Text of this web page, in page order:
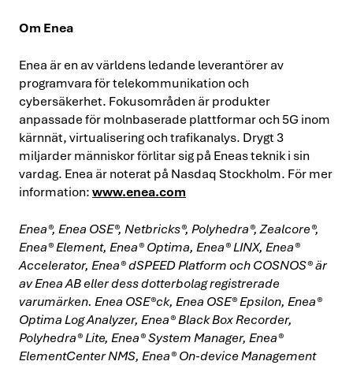
Om Enea
Enea är en av världens ledande leverantörer av
programvara för telekommunikation och
cybersäkerhet. Fokusområden är produkter
anpassade för molnbaserade plattformar och 5G inom
kärnnät, virtualisering och trafikanalys. Drygt 3
miljarder människor förlitar sig på Eneas teknik i sin
vardag. Enea är noterat på Nasdaq Stockholm. För mer
information:www.enea.com
Enea®, Enea OSE®, Netbricks®, Polyhedra®, Zealcore®,
Enea® Element, Enea® Optima, Enea® LINX, Enea®
Accelerator, Enea® dSPEED Platform och COSNOS® är
av Enea AB eller dess dotterbolag registrerade
varumärken. Enea OSE®ck, Enea OSE® Epsilon, Enea®
Optima Log Analyzer, Enea® Black Box Recorder,
Polyhedra® Lite, Enea® System Manager, Enea®
ElementCenter NMS, Enea® On-device Management